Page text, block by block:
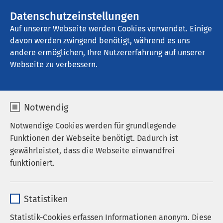
Datenschutzeinstellungen
Auf unserer Webseite werden Cookies verwendet. Einige
davon werden zwingend benötigt, während es uns
andere ermöglichen, Ihre Nutzererfahrung auf unserer
Webseite zu verbessern.
Notwendig
Notwendige Cookies werden für grundlegende
Funktionen der Webseite benötigt. Dadurch ist
gewährleistet, dass die Webseite einwandfrei
funktioniert.
Anbieter sgalinski
Statistiken
Statistik-Cookies erfassen Informationen anonym. Diese
AMEOS Privatklinikum Bad Aussee
Zuweisende